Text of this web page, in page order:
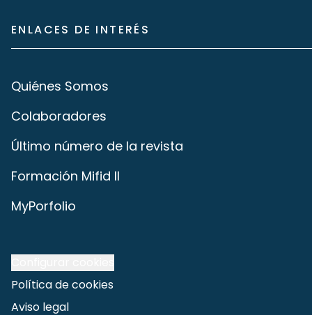
ENLACES DE INTERÉS
Quiénes Somos
Colaboradores
Último número de la revista
Formación Mifid II
MyPorfolio
Política de cookies
Aviso legal